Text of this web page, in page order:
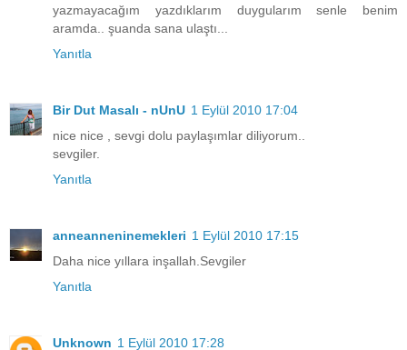
yazmayacağım yazdıklarım duygularım senle benim
aramda.. şuanda sana ulaştı...
Yanıtla
Bir Dut Masalı - nUnU 1 Eylül 2010 17:04
nice nice , sevgi dolu paylaşımlar diliyorum..
sevgiler.
Yanıtla
anneanneninemekleri 1 Eylül 2010 17:15
Daha nice yıllara inşallah.Sevgiler
Yanıtla
Unknown 1 Eylül 2010 17:28